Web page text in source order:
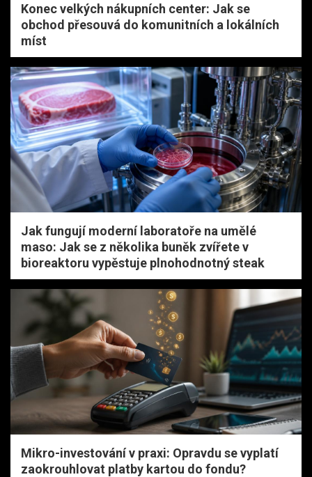
Konec velkých nákupních center: Jak se
obchod přesouvá do komunitních a lokálních
míst
Jak fungují moderní laboratoře na umělé
maso: Jak se z několika buněk zvířete v
bioreaktoru vypěstuje plnohodnotný steak
Mikro-investování v praxi: Opravdu se vyplatí
zaokrouhlovat platby kartou do fondu?